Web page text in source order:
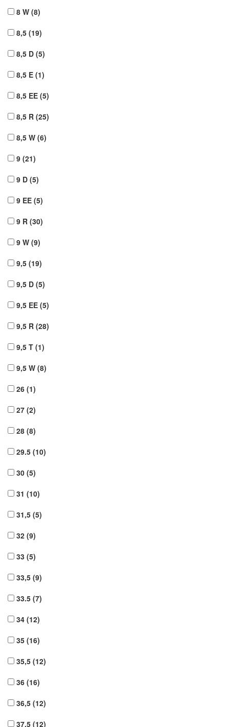
8 W (8)
8,5 (19)
8,5 D (5)
8,5 E (1)
8,5 EE (5)
8,5 R (25)
8,5 W (6)
9 (21)
9 D (5)
9 EE (5)
9 R (30)
9 W (9)
9,5 (19)
9,5 D (5)
9,5 EE (5)
9,5 R (28)
9,5 T (1)
9,5 W (8)
26 (1)
27 (2)
28 (8)
29.5 (10)
30 (5)
31 (10)
31,5 (5)
32 (9)
33 (5)
33,5 (9)
33.5 (7)
34 (12)
35 (16)
35,5 (12)
36 (16)
36,5 (12)
37,5 (12)